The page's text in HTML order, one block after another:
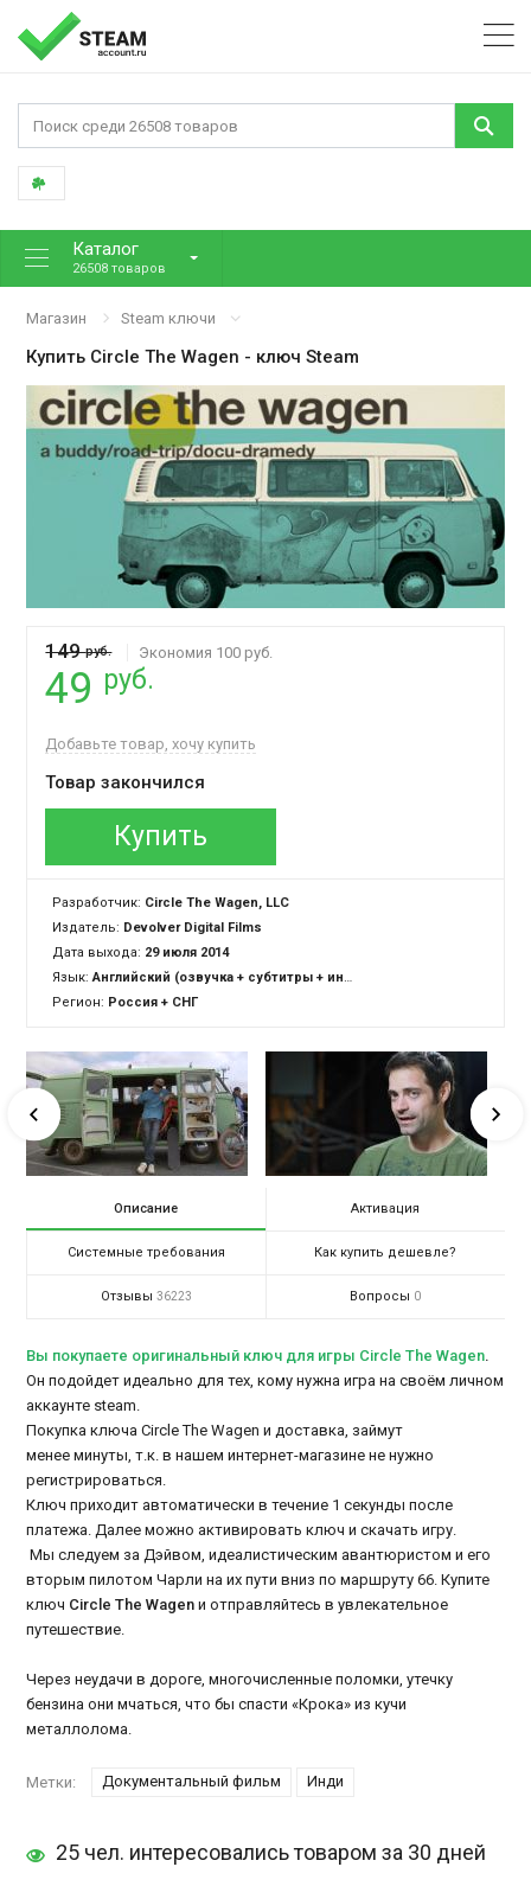
Каталог
26508 товаров
Магазин Steam ключи
Купить Circle The Wagen - ключ Steam
149руб. Экономия 100 руб.
49 руб.
Добавьте товар, хочу купить
Товар закончился
Купить
Разработчик: Circle The Wagen, LLC
Издатель: Devolver Digital Films
Дата выхода: 29 июля 2014
Язык:Английский (озвучка + субтитры + интерфейс)
Регион: Россия + СНГ
Описание Активация
Системные требования Как купить дешевле?
Отзывы 36223 Вопросы 0
Вы покупаете оригинальный ключ для игры Circle The Wagen.
Он подойдет идеально для тех, кому нужна игра на своём личном
аккаунте steam.
Покупка ключа Circle The Wagen и доставка, займут
менее минуты, т.к. в нашем интернет-магазине не нужно
регистрироваться.
Ключ приходит автоматически в течение 1 секунды после
платежа. Далее можно активировать ключ и скачать игру.
Мы следуем за Дэйвом, идеалистическим авантюристом и его
вторым пилотом Чарли на их пути вниз по маршруту 66. Купите
ключ Circle The Wagen и отправляйтесь в увлекательное
путешествие.
Через неудачи в дороге, многочисленные поломки, утечку
бензина они мчаться, что бы спасти «Крока» из кучи
металлолома.
Метки: Документальный фильм Инди
25 чел. интересовались товаром за 30 дней